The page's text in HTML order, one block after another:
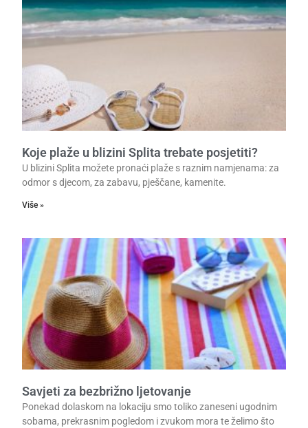
Koje plaže u blizini Splita trebate posjetiti?
U blizini Splita možete pronaći plaže s raznim namjenama: za
odmor s djecom, za zabavu, pješčane, kamenite.
Više »
Savjeti za bezbrižno ljetovanje
Ponekad dolaskom na lokaciju smo toliko zaneseni ugodnim
sobama, prekrasnim pogledom i zvukom mora te želimo što